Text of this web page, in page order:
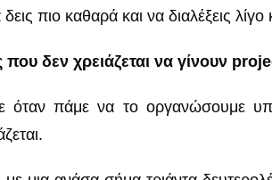
πιο καθαρά και να διαλέξεις λίγο
που δεν χρειάζεται να γίνουν
όταν πάμε να το οργανώσουμε